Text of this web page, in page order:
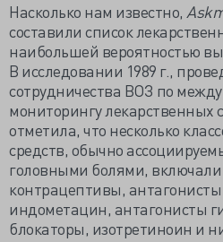
Насколько нам известно,
составили список
наибольшей вероятностью
В исследовании 1989 г.,
сотрудничества ВОЗ по
мониторингу лекарственных
отметила, что несколько
средств, обычно
головными болями,
контрацептивы,
индометацин, антагонисты
блокаторы, изотретиноин и